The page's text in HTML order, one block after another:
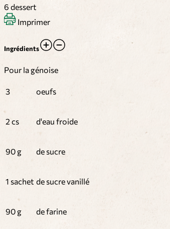
6 dessert
Imprimer
Ingrédients
Pour la génoise
3 oeufs
2 cs d'eau froide
90 g de sucre
1 sachet de sucre vanillé
90 g de farine